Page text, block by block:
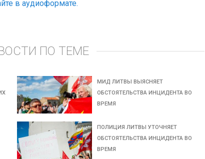
в аудиоформате.
ПО ТЕМЕ
МИД ЛИТВЫ ВЫЯСНЯЕТ
ОБСТОЯТЕЛЬСТВА ИНЦИДЕНТА ВО
ВРЕМЯ
ПОЛИЦИЯ ЛИТВЫ УТОЧНЯЕТ
ОБСТОЯТЕЛЬСТВА ИНЦИДЕНТА ВО
ВРЕМЯ